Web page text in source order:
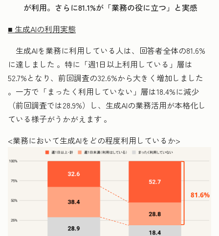
が利用。さらに81.1%が「業務の役に立つ」と実感
■ 生成AIの利用実態
生成AIを業務に利用している人は、回答者全体の81.6%
に達しました 。特に「週1日以上利用している」層は
52.7%となり、前回調査の32.6%から大きく増加しました
。一方で「まったく利用していない」層は18.4%に減少
（前回調査では28.9%）し、生成AIの業務活用が本格化し
ている様子がうかがえます 。
<業務において生成AIをどの程度利用しているか>